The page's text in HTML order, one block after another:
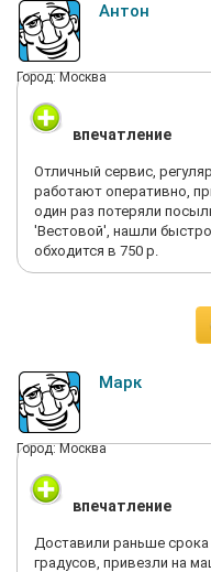
Антон
Город: Москва
впечатление
Отличный сервис,
работают оперативно,
один раз потеряли
'Вестовой', нашли
обходится в 750 р.
Марк
Город: Москва
впечатление
Доставили раньше срока
градусов, привезли на